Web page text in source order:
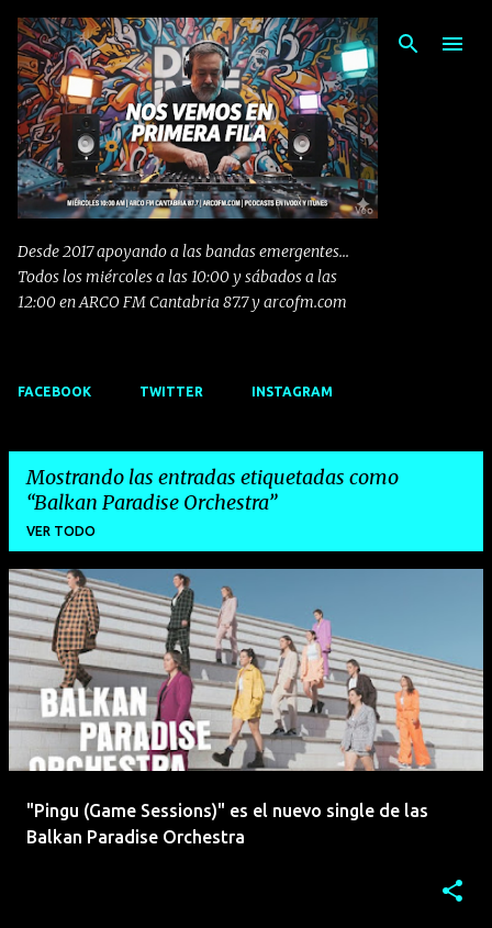
Ir al contenido principal
Desde 2017 apoyando a las bandas emergentes...
Todos los miércoles a las 10:00 y sábados a las
12:00 en ARCO FM Cantabria 87.7 y arcofm.com
FACEBOOK TWITTER INSTAGRAM
Mostrando las entradas etiquetadas como
Balkan Paradise Orchestra
VER TODO
E
n
t
r
a
"Pingu (Game Sessions)" es el nuevo single de las
Balkan Paradise Orchestra